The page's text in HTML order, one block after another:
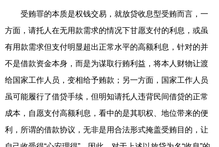
受贿罪的本质是权钱交易，就放贷收息型受贿而言，一
方面，请托人在无用款需求的情况下甘愿支付的利息，或虽
有用款需求但支付明显超出正常水平的高额利息，针对的并
不是借款资金本身，而是为谋取行贿利益，将本人财物让渡
给国家工作人员，变相给予贿款；另一方面，国家工作人员
虽可能履行了借贷手续，但明知请托人违背民间借贷的正常
成本，自愿支付高额利息，看中的是其职权、地位带来的便
利，所谓的借款协议，无非是用合法形式掩盖受贿目的，让